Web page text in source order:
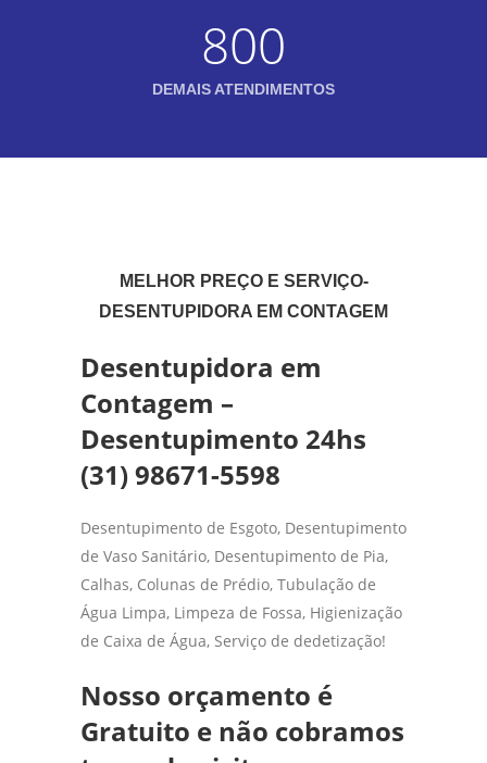
800
DEMAIS ATENDIMENTOS
MELHOR PREÇO E SERVIÇO-
DESENTUPIDORA EM CONTAGEM
Desentupidora em
Contagem –
Desentupimento 24hs
(31) 98671-5598
Desentupimento de Esgoto, Desentupimento
de Vaso Sanitário, Desentupimento de Pia,
Calhas, Colunas de Prédio, Tubulação de
Água Limpa, Limpeza de Fossa, Higienização
de Caixa de Água, Serviço de dedetização!
Nosso orçamento é
Gratuito e não cobramos